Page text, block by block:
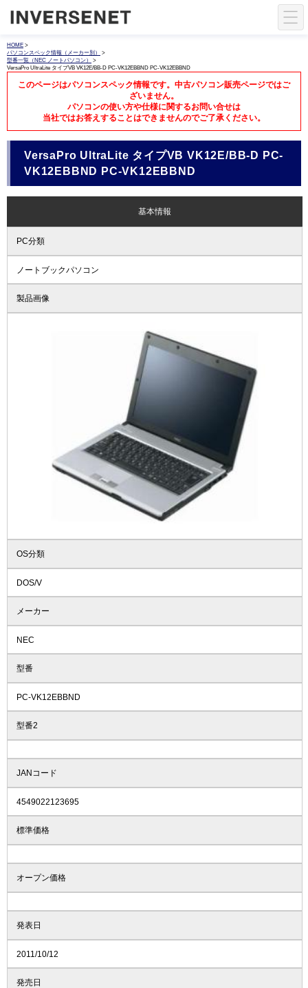
HOME >
パソコンスペック情報（メーカー別）
>
型番一覧（NEC ノートパソコン）
>
VersaPro UltraLite タイプVB VK12E/BB-D PC-VK12EBBND PC-VK12EBBND
このページはパソコンスペック情報です。中古パソコン販売ページではご
ざいません。
パソコンの使い方や仕様に関するお問い合せは
当社ではお答えすることはできませんのでご了承ください。
VersaPro UltraLite タイプVB VK12E/BB-D PC-
VK12EBBND PC-VK12EBBND
基本情報
PC分類
ノートブックパソコン
製品画像
OS分類
DOS/V
メーカー
NEC
型番
PC-VK12EBBND
型番2
JANコード
4549022123695
標準価格
オープン価格
発表日
2011/10/12
発売日